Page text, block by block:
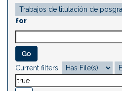
for
Current filters: